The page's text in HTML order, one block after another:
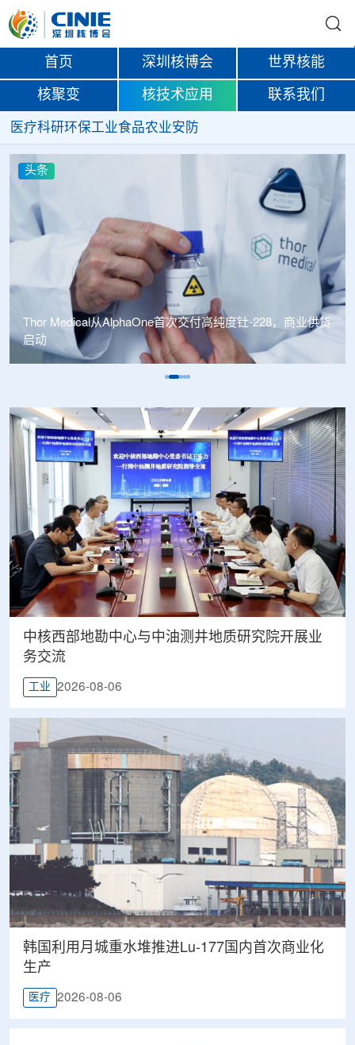
首页 深圳核博会 世界核能
核聚变 核技术应用 联系我们
医疗科研环保工业食品农业安防
中广核达胜携手浙江嘉广束 打造国内首套全自主电子束固
化卷钢涂装产业链
中核西部地勘中心与中油测井地质研究院开展业
务交流
工业 2026-08-06
韩国利用月城重水堆推进Lu-177国内首次商业化
生产
医疗 2026-08-06